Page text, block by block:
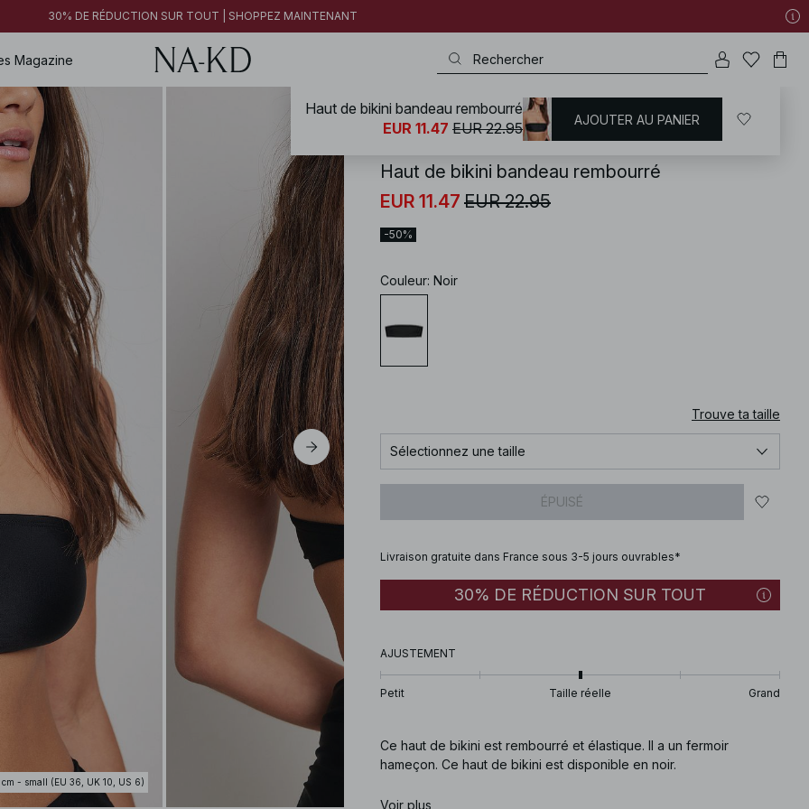
30% DE RÉDUCTION SUR TOUT | SHOPPEZ MAINTENANT
Magazine
cm - small (EU 36, UK 10, US 6)
NA-KD / Maillots de bain / Bikinis Hauts de maillots / Maillot de bain bandeau
Haut de bikini bandeau rembourré
EUR 11.47 EUR 22.95
-50%
Couleur: Noir
Trouve ta taille
Sélectionnez une taille
ÉPUISÉ
Livraison gratuite dans France sous 3-5 jours ouvrables*
30% DE RÉDUCTION SUR TOUT
AJUSTEMENT
Petit Taille réelle Grand
Ce haut de bikini est rembourré et élastique. Il a un fermoir
hameçon. Ce haut de bikini est disponible en noir.
Code article
Voir plus
Haut de bikini bandeau rembourré
EUR 11.47 EUR 22.95 AJOUTER AU PANIER